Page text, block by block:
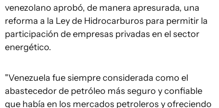
venezolano aprobó, de manera apresurada, una
reforma a la Ley de Hidrocarburos para permitir la
participación de empresas privadas en el sector
energético.
"Venezuela fue siempre considerada como el
abastecedor de petróleo más seguro y confiable
que había en los mercados petroleros y ofreciendo